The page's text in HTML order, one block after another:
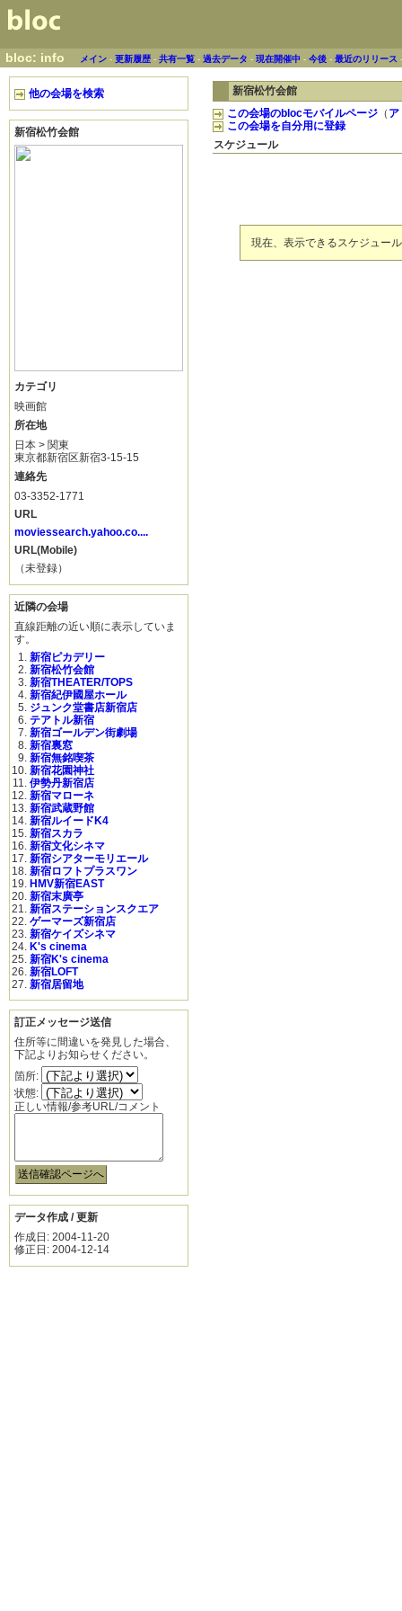
bloc: info メイン -更新履歴 -共有一覧 -過去データ -現在開催中 -今後 -最近のリリース
他の会場を検索
新宿松竹会館
カテゴリ
映画館
所在地
日本 > 関東
東京都新宿区新宿3-15-15
連絡先
03-3352-1771
URL
moviessearch.yahoo.co....
URL(Mobile)
（未登録）
近隣の会場
直線距離の近い順に表示していま
す。
新宿ピカデリー
新宿松竹会館
新宿THEATER/TOPS
新宿紀伊國屋ホール
ジュンク堂書店新宿店
テアトル新宿
新宿ゴールデン街劇場
新宿裏窓
新宿無銘喫茶
新宿花園神社
伊勢丹新宿店
新宿マローネ
新宿武蔵野館
新宿ルイードK4
新宿スカラ
新宿文化シネマ
新宿シアターモリエール
新宿ロフトプラスワン
HMV新宿EAST
新宿末廣亭
新宿ステーションスクエア
ゲーマーズ新宿店
新宿ケイズシネマ
K's cinema
新宿K's cinema
新宿LOFT
新宿居留地
訂正メッセージ送信
住所等に間違いを発見した場合、
下記よりお知らせください。
箇所:
状態:
正しい情報/参考URL/コメント
データ作成 / 更新
作成日: 2004-11-20
修正日: 2004-12-14
新宿松竹会館
この会場のblocモバイルページ （ ア
この会場を自分用に登録
スケジュール
現在、表示できるスケジュー